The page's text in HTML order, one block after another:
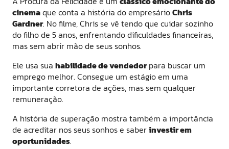
cinemaque conta a história do empresárioChris
Gardner. No filme, Chris se vê tendo que cuidar sozinho
do filho de 5 anos, enfrentando dificuldades financeiras,
mas sem abrir mão de seus sonhos.
Ele usa sua habilidade de vendedorpara buscar um
emprego melhor. Consegue um estágio em uma
importante corretora de ações, mas sem qualquer
remuneração.
A história de superação mostra também a importância
de acreditar nos seus sonhos e saberinvestir em
oportunidades.